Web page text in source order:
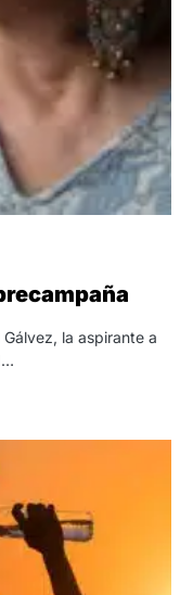
la aspirante a